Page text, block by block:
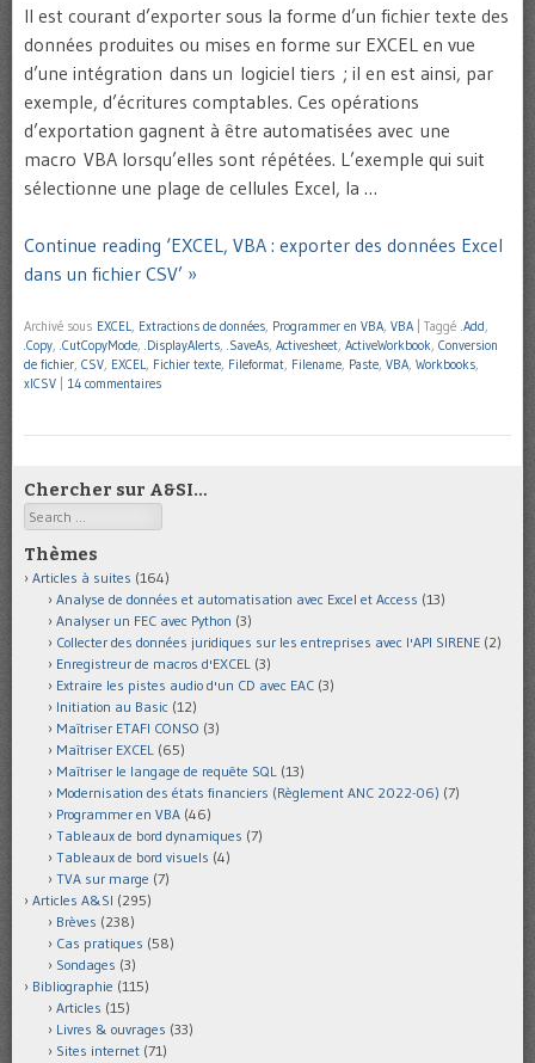
Il est courant d’exporter sous la forme d’un fichier texte des
données produites ou mises en forme sur EXCEL en vue
d’une intégration dans un logiciel tiers ; il en est ainsi, par
exemple, d’écritures comptables. Ces opérations
d’exportation gagnent à être automatisées avec une
macro VBA lorsqu’elles sont répétées. L’exemple qui suit
sélectionne une plage de cellules Excel, la …
Continue reading ‘EXCEL, VBA : exporter des données Excel
dans un fichier CSV’ »
Archivé sous EXCEL Extractions de données Programmer en VBA VBA Taggé .Add
.Copy .CutCopyMode .DisplayAlerts .SaveAs Activesheet ActiveWorkbook Conversion
de fichier CSV EXCEL Fichier texte Fileformat Filename Paste VBA Workbooks
xlCSV
14 commentaires
Chercher sur A&SI…
Search
Thèmes
Articles à suites (164)
Analyse de données et automatisation avec Excel et Access (13)
Analyser un FEC avec Python (3)
Collecter des données juridiques sur les entreprises avec l'API SIRENE (2)
Enregistreur de macros d'EXCEL (3)
Extraire les pistes audio d'un CD avec EAC (3)
Initiation au Basic (12)
Maîtriser ETAFI CONSO (3)
Maîtriser EXCEL (65)
Maîtriser le langage de requête SQL (13)
Modernisation des états financiers (Règlement ANC 2022-06) (7)
Programmer en VBA (46)
Tableaux de bord dynamiques (7)
Tableaux de bord visuels (4)
TVA sur marge (7)
Articles A&SI (295)
Brèves (238)
Cas pratiques (58)
Sondages (3)
Bibliographie (115)
Articles (15)
Livres & ouvrages (33)
Sites internet (71)